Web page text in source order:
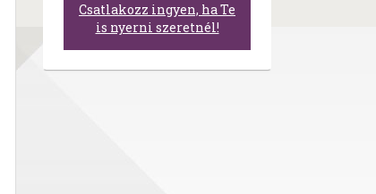
Csatlakozz ingyen, ha Te
is nyerni szeretnél!